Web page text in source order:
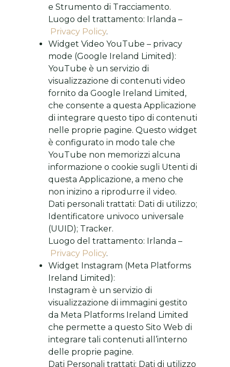
e Strumento di Tracciamento.
Luogo del trattamento: Irlanda –
Privacy Policy.
Widget Video YouTube – privacy
mode (Google Ireland Limited):
YouTube è un servizio di
visualizzazione di contenuti video
fornito da Google Ireland Limited,
che consente a questa Applicazione
di integrare questo tipo di contenuti
nelle proprie pagine. Questo widget
è configurato in modo tale che
YouTube non memorizzi alcuna
informazione o cookie sugli Utenti di
questa Applicazione, a meno che
non inizino a riprodurre il video.
Dati personali trattati: Dati di utilizzo;
Identificatore univoco universale
(UUID); Tracker.
Luogo del trattamento: Irlanda –
Privacy Policy.
Widget Instagram (Meta Platforms
Ireland Limited):
Instagram è un servizio di
visualizzazione di immagini gestito
da Meta Platforms Ireland Limited
che permette a questo Sito Web di
integrare tali contenuti all’interno
delle proprie pagine.
Dati Personali trattati: Dati di utilizzo